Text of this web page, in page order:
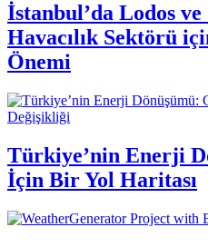
İstanbul’da Lodos ve
Havacılık Sektörü
Önemi
Değişikliği
Türkiye’nin Enerji
İçin Bir Yol Haritası